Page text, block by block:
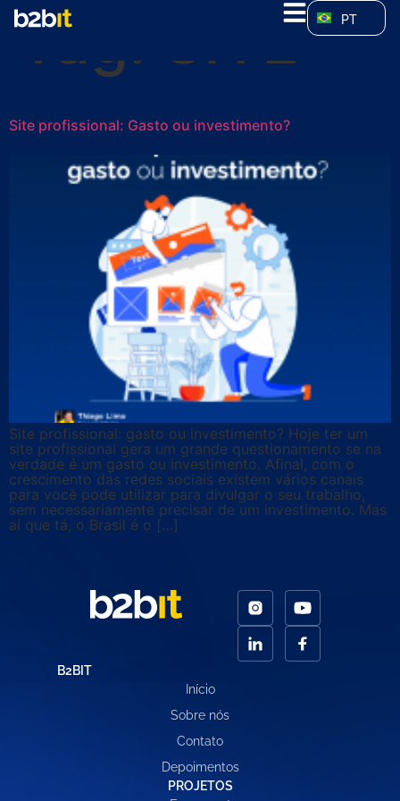
PT
Tag: SITE
Site profissional: Gasto ou investimento?
Site profissional: gasto ou investimento? Hoje ter um
site profissional gera um grande questionamento se na
verdade é um gasto ou investimento. Afinal, com o
crescimento das redes sociais existem vários canais
para você pode utilizar para divulgar o seu trabalho,
sem necessariamente precisar de um investimento. Mas
aí que tá, o Brasil é o […]
B2BIT
Início
Sobre nós
Contato
Depoimentos
PROJETOS